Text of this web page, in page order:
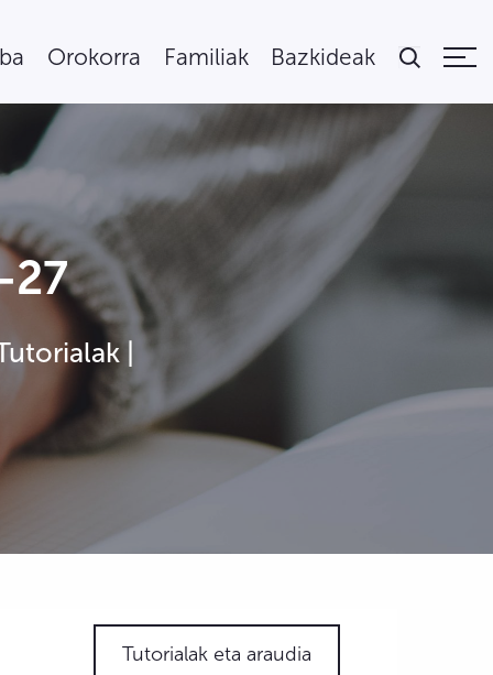
Orokorra Familiak Bazkideak
27
|
Tutorialak eta araudia